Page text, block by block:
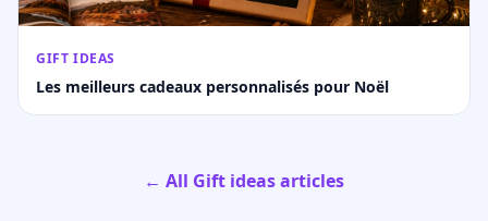
GIFT IDEAS
Les meilleurs cadeaux personnalisés pour Noël
← All Gift ideas articles